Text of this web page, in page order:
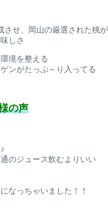
させ、岡山の厳選された桃
しさ
境を整える
ンがたっぷ～り入ってる
の声
のジュース飲むよりいい
なっちゃいました！！